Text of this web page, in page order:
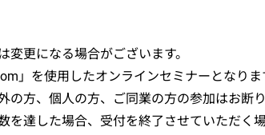
更になる場合がございます。
」を使用したオンラインセミナーとなりま
方、個人の方、ご同業の方の参加はお断
達した場合、受付を終了させていただく場